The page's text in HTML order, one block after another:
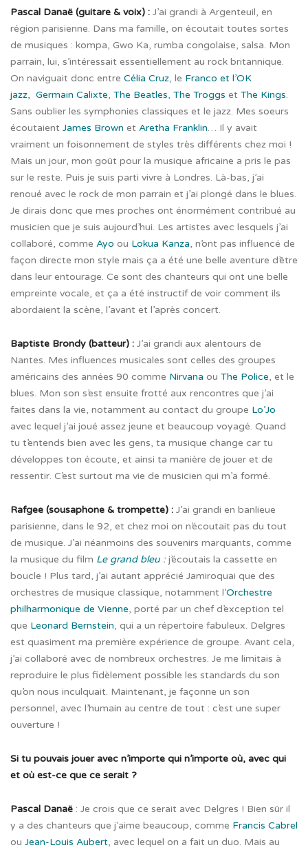
Pascal Danaë (guitare & voix) : J’ai grandi à Argenteuil, en
région parisienne. Dans ma famille, on écoutait toutes sortes
de musiques : kompa, Gwo Ka, rumba congolaise, salsa. Mon
parrain, lui, s’intéressait essentiellement au rock britannique.
On naviguait donc entre Célia Cruz, le Franco et l’OK
jazz, Germain Calixte, The Beatles, The Troggs et The Kings.
Sans oublier les symphonies classiques et le jazz. Mes soeurs
écoutaient James Brown et Aretha Franklin… Il y avait
vraiment un foisonnement de styles très différents chez moi !
Mais un jour, mon goût pour la musique africaine a pris le pas
sur le reste. Puis je suis parti vivre à Londres. Là-bas, j’ai
renoué avec le rock de mon parrain et j’ai plongé dans le blues.
Je dirais donc que mes proches ont énormément contribué au
musicien que je suis aujourd’hui. Les artistes avec lesquels j’ai
collaboré, comme Ayo ou Lokua Kanza, n’ont pas influencé de
façon directe mon style mais ça a été une belle aventure d’être
dans leur entourage. Ce sont des chanteurs qui ont une belle
empreinte vocale, et ça a été instructif de voir comment ils
abordaient la scène, l’avant et l’après concert.
Baptiste Brondy (batteur) : J’ai grandi aux alentours de
Nantes. Mes influences musicales sont celles des groupes
américains des années 90 comme Nirvana ou The Police, et le
blues. Mon son s’est ensuite frotté aux rencontres que j’ai
faites dans la vie, notamment au contact du groupe Lo’Jo
avec lequel j’ai joué assez jeune et beaucoup voyagé. Quand
tu t’entends bien avec les gens, ta musique change car tu
développes ton écoute, et ainsi ta manière de jouer et de
ressentir. C’est surtout ma vie de musicien qui m’a formé.
Rafgee (sousaphone & trompette) : J’ai grandi en banlieue
parisienne, dans le 92, et chez moi on n’écoutait pas du tout
de musique. J’ai néanmoins des souvenirs marquants, comme
la musique du film Le grand bleu :j’écoutais la cassette en
boucle ! Plus tard, j’ai autant apprécié Jamiroquai que des
orchestres de musique classique, notamment l’Orchestre
philharmonique de Vienne, porté par un chef d’exception tel
que Leonard Bernstein, qui a un répertoire fabuleux. Delgres
est quasiment ma première expérience de groupe. Avant cela,
j’ai collaboré avec de nombreux orchestres. Je me limitais à
reproduire le plus fidèlement possible les standards du son
qu’on nous inculquait. Maintenant, je façonne un son
personnel, avec l’humain au centre de tout : c’est une super
ouverture !
Si tu pouvais jouer avec n’importe qui n’importe où, avec qui
et où est-ce que ce serait ?
Pascal Danaë : Je crois que ce serait avec Delgres ! Bien sûr il
y a des chanteurs que j’aime beaucoup, comme Francis Cabrel
ou Jean-Louis Aubert, avec lequel on a fait un duo. Mais au